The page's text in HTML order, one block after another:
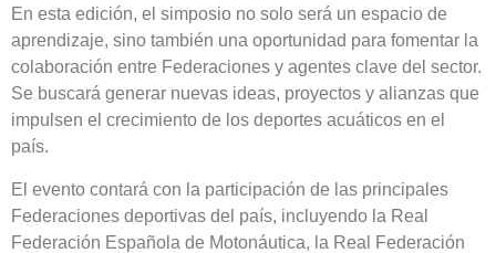
En esta edición, el simposio no solo será un espacio de
aprendizaje, sino también una oportunidad para fomentar la
colaboración entre Federaciones y agentes clave del sector.
Se buscará generar nuevas ideas, proyectos y alianzas que
impulsen el crecimiento de los deportes acuáticos en el
país.
El evento contará con la participación de las principales
Federaciones deportivas del país, incluyendo la Real
Federación Española de Motonáutica, la Real Federación